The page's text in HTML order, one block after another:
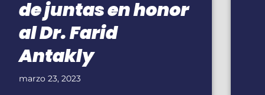
de juntas en honor
al Dr. Farid
Antakly
marzo 23, 2023